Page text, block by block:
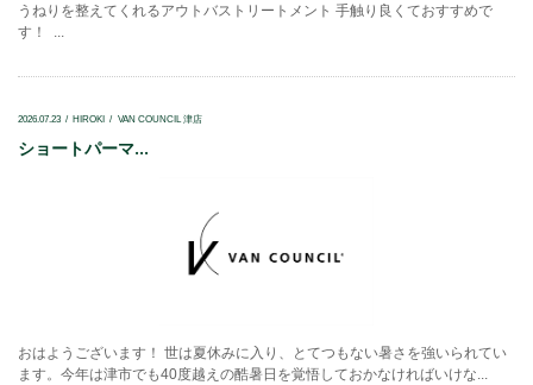
うねりを整えてくれるアウトバストリートメント 手触り良くておすすめで
す！ ...
2026.07.23 HIROKI VAN COUNCIL 津店
ショートパーマ...
おはようございます！ 世は夏休みに入り、とてつもない暑さを強いられてい
ます。今年は津市でも40度越えの酷暑日を覚悟しておかなければいけな...